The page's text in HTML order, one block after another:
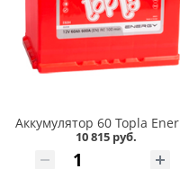
10 815 руб.